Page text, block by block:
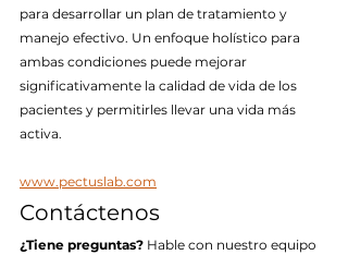
para desarrollar un plan de tratamiento y
manejo efectivo. Un enfoque holístico para
ambas condiciones puede mejorar
significativamente la calidad de vida de los
pacientes y permitirles llevar una vida más
activa.
www.pectuslab.com
Contáctenos
¿Tiene preguntas? Hable con nuestro equipo